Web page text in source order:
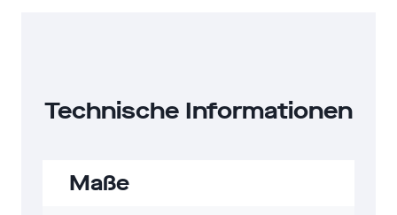
Technische Informationen
Maße